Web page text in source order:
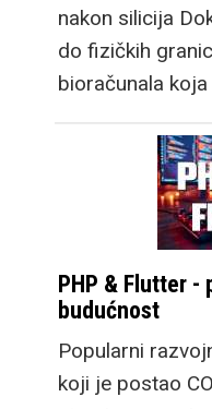
nakon silicija
do fizičkih
bioračunala
PHP & Flutter
budućnost
Popularni
koji je postao